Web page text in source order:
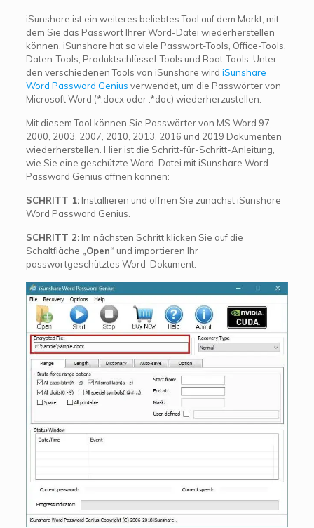
iSunshare ist ein weiteres beliebtes Tool auf dem Markt, mit
dem Sie das Passwort Ihrer Word-Datei wiederherstellen
können. iSunshare hat so viele Passwort-Tools, Office-Tools,
Daten-Tools, Produktschlüssel-Tools und Boot-Tools. Unter
den verschiedenen Tools von iSunshare wird iSunshare
Word Password Genius verwendet, um die Passwörter von
Microsoft Word (*.docx oder .*doc) wiederherzustellen.
Mit diesem Tool können Sie Passwörter von MS Word 97,
2000, 2003, 2007, 2010, 2013, 2016 und 2019 Dokumenten
wiederherstellen. Hier ist die Schritt-für-Schritt-Anleitung,
wie Sie eine geschützte Word-Datei mit iSunshare Word
Password Genius öffnen können:
SCHRITT 1:Installieren und öffnen Sie zunächst iSunshare
Word Password Genius.
SCHRITT 2:Im nächsten Schritt klicken Sie auf die
Schaltfläche „Open“ und importieren Ihr
passwortgeschütztes Word-Dokument.